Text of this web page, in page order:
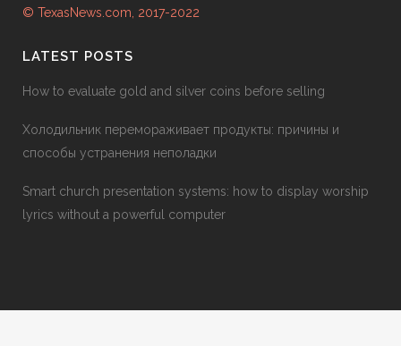
© TexasNews.com, 2017-2022
LATEST POSTS
How to evaluate gold and silver coins before selling
Холодильник перемораживает продукты: причины и
способы устранения неполадки
Smart church presentation systems: how to display worship
lyrics without a powerful computer